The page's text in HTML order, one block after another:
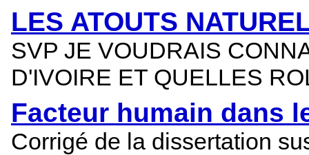
LES ATOUTS
SVP JE VOUDRAIS
D'IVOIRE ET QUELLES
Facteur humain dans
Corrigé de la dissertation